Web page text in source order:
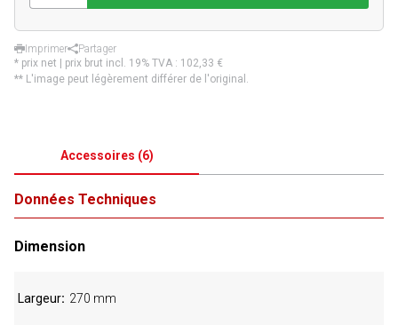
Imprimer
Partager
* prix net | prix brut incl. 19% TVA : 102,33 €
** L'image peut légèrement différer de l'original.
Accessoires (6)
Données Techniques
Dimension
Largeur 270 mm